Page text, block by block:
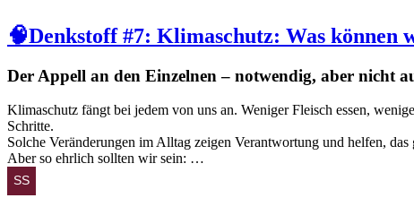
🧠Denkstoff #7: Klimaschutz: Was können
Der Appell an den Einzelnen – notwendig, aber nicht
Klimaschutz fängt bei jedem von uns an. Weniger Fleisch essen,
Schritte.
Solche Veränderungen im Alltag zeigen Verantwortung und helfen,
Aber so ehrlich sollten wir sein: …